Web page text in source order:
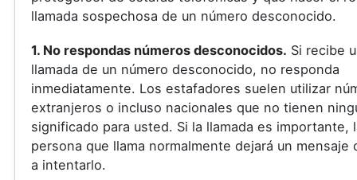
llamada sospechosa de un número desconocido.
1. No respondas números desconocidos. Si recibe
llamada de un número desconocido, no responda
inmediatamente. Los estafadores suelen utilizar
extranjeros o incluso nacionales que no tienen
significado para usted. Si la llamada es importante,
persona que llama normalmente dejará un mensaje
a intentarlo.